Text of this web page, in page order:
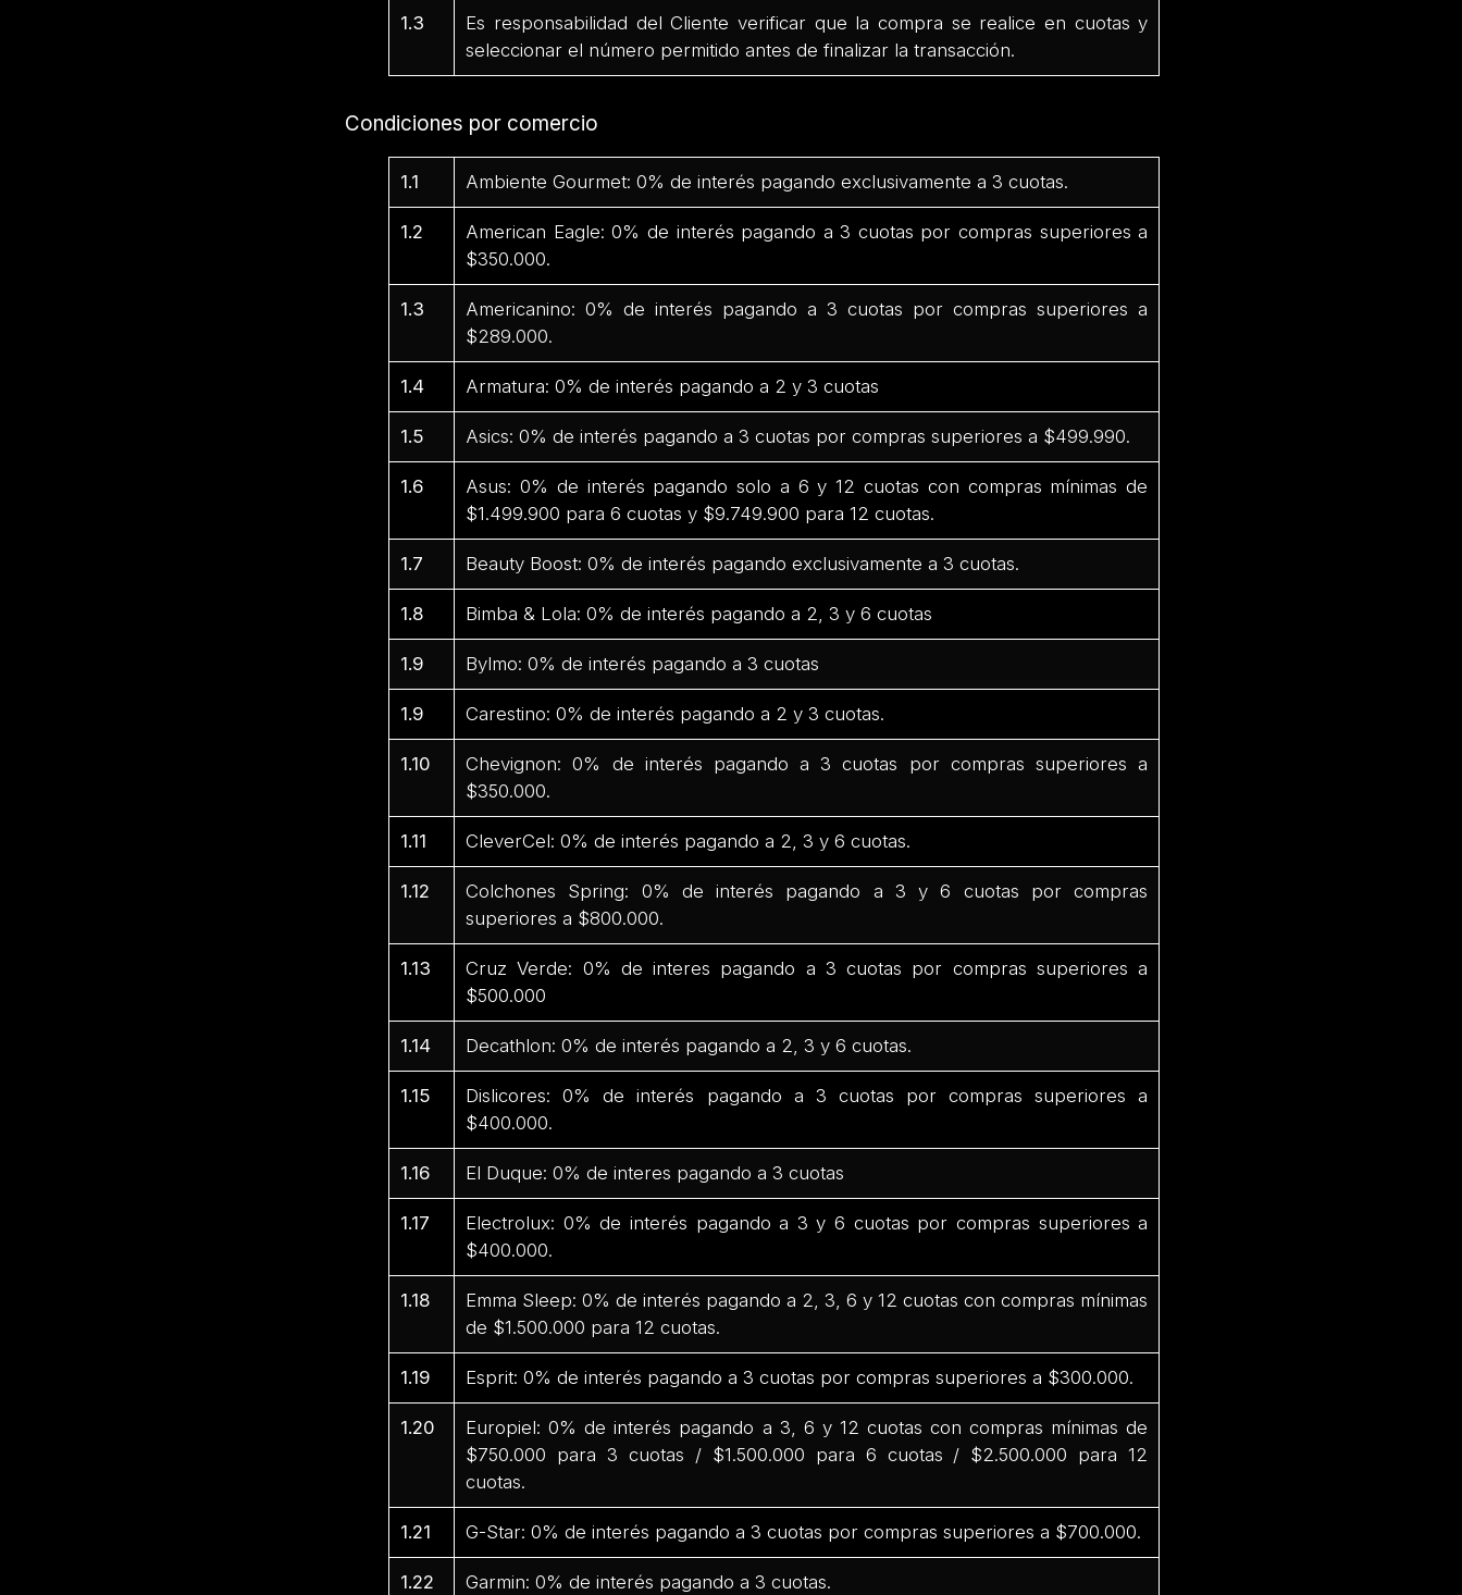
1.3
Es responsabilidad del Cliente verificar que la compra se realice en cuotas y
seleccionar el número permitido antes de finalizar la transacción.
Condiciones por comercio
1.1 Ambiente Gourmet: 0% de interés pagando exclusivamente a 3 cuotas.
1.2
American Eagle: 0% de interés pagando a 3 cuotas por compras superiores a
$350.000.
1.3
Americanino: 0% de interés pagando a 3 cuotas por compras superiores a
$289.000.
1.4 Armatura: 0% de interés pagando a 2 y 3 cuotas
1.5 Asics: 0% de interés pagando a 3 cuotas por compras superiores a $499.990.
1.6
Asus: 0% de interés pagando solo a 6 y 12 cuotas con compras mínimas de
$1.499.900 para 6 cuotas y $9.749.900 para 12 cuotas.
1.7 Beauty Boost: 0% de interés pagando exclusivamente a 3 cuotas.
1.8 Bimba & Lola: 0% de interés pagando a 2, 3 y 6 cuotas
1.9 Bylmo: 0% de interés pagando a 3 cuotas
1.9 Carestino: 0% de interés pagando a 2 y 3 cuotas.
1.10
Chevignon: 0% de interés pagando a 3 cuotas por compras superiores a
$350.000.
1.11 CleverCel: 0% de interés pagando a 2, 3 y 6 cuotas.
1.12
Colchones Spring: 0% de interés pagando a 3 y 6 cuotas por compras
superiores a $800.000.
1.13
Cruz Verde: 0% de interes pagando a 3 cuotas por compras superiores a
$500.000
1.14 Decathlon: 0% de interés pagando a 2, 3 y 6 cuotas.
1.15
Dislicores: 0% de interés pagando a 3 cuotas por compras superiores a
$400.000.
1.16 El Duque: 0% de interes pagando a 3 cuotas
1.17
Electrolux: 0% de interés pagando a 3 y 6 cuotas por compras superiores a
$400.000.
1.18
Emma Sleep: 0% de interés pagando a 2, 3, 6 y 12 cuotas con compras mínimas
de $1.500.000 para 12 cuotas.
1.19 Esprit: 0% de interés pagando a 3 cuotas por compras superiores a $300.000.
1.20
Europiel: 0% de interés pagando a 3, 6 y 12 cuotas con compras mínimas de
$750.000 para 3 cuotas / $1.500.000 para 6 cuotas / $2.500.000 para 12
cuotas.
1.21 G-Star: 0% de interés pagando a 3 cuotas por compras superiores a $700.000.
1.22 Garmin: 0% de interés pagando a 3 cuotas.